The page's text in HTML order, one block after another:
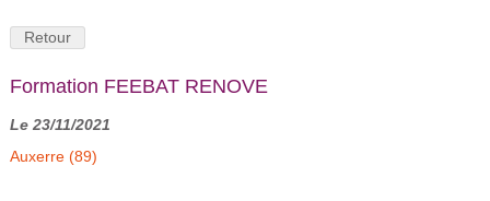
Retour
Formation FEEBAT RENOVE
Le 23/11/2021
Auxerre (89)